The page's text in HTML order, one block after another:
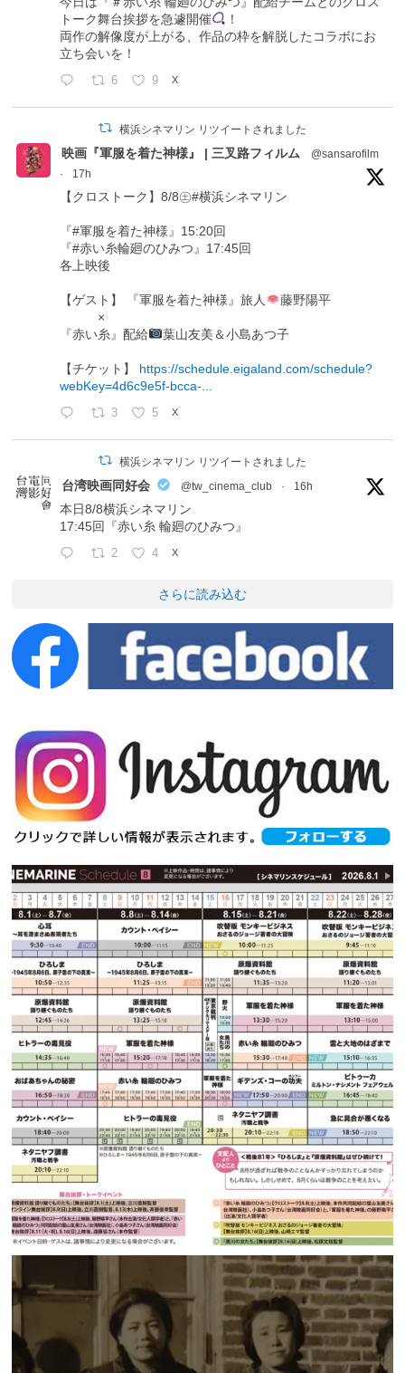
トーク舞台挨拶を急遽開催
！
両作の解像度が上がる、作品の枠を解脱したコラボにお
立ち会いを！
6 9 X
横浜シネマリン リツイートされました
映画『軍服を着た神様』 | 三叉路フィルム
@sansarofilm
·
17h
【クロストーク】8/8㊏#横浜シネマリン
『#軍服を着た神様』15:20回
『#赤い糸輪廻のひみつ』17:45回
各上映後
【ゲスト】 『軍服を着た神様』旅人
藤野陽平
×
『赤い糸』配給
葉山友美＆小島あつ子
【チケット】 https://schedule.eigaland.com/schedule?
webKey=4d6c9e5f-bcca-...
3 5 X
横浜シネマリン リツイートされました
台湾映画同好会 @tw_cinema_club · 16h
本日8/8横浜シネマリン
17:45回『赤い糸 輪廻のひみつ』
2 4 X
さらに読み込む